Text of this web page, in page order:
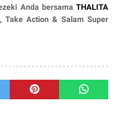
Anda bersama THALITA
Take Action & Salam Super